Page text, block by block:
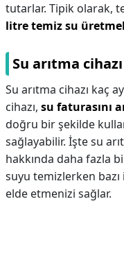
tutarlar. Tipik olarak,
litre temiz su
Su arıtma
Su arıtma cihazı kaç
cihazı, su faturasını
doğru bir şekilde
sağlayabilir. İşte su
hakkında daha fazla
suyu temizlerken
elde etmenizi sağlar.